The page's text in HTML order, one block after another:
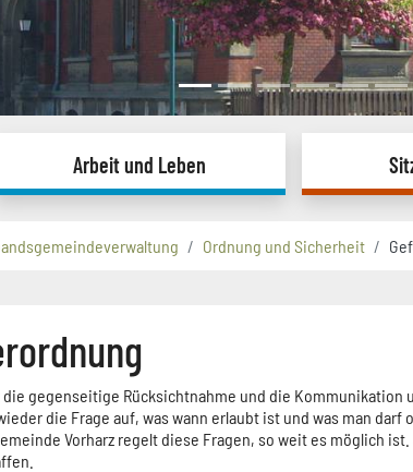
Arbeit und Leben
Ordnung und Sicherheit
gegenseitige Rücksichtnahme und die Kommunikation
die Frage auf, was wann erlaubt ist und was man darf
Vorharz regelt diese Fragen, so weit es möglich